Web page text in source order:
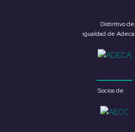
Distintivo de
igualdad de Adeca
Socios de